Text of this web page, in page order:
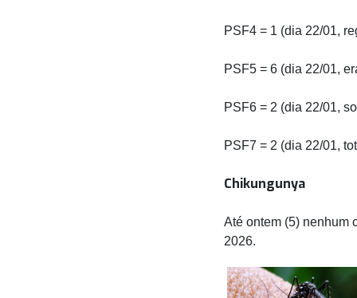
PSF4 = 1 (dia 22/01,
PSF5 = 6 (dia 22/01,
PSF6 = 2 (dia 22/01,
PSF7 = 2 (dia 22/01,
Chikungunya
Até ontem (5) nenhum
2026.